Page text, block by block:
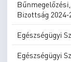
Bizottság 2024-
Egészségügyi
Egészségügyi